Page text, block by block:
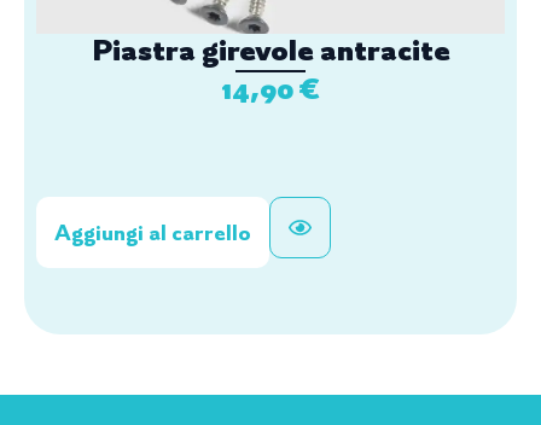
Piastra girevole antracite
14,90€
Aggiungi al carrello